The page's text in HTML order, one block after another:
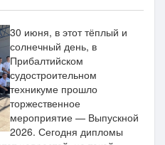
30 июня, в этот тёплый и
солнечный день, в
Прибалтийском
судостроительном
техникуме прошло
торжественное
мероприятие — Выпускной
2026. Сегодня дипломы